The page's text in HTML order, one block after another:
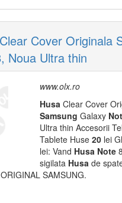
Cover Originala
Noua Ultra thin
www.olx.ro
Husa Clear Cover
Samsung Galaxy
Ultra thin Accesorii
Tablete Huse 20 lei
lei: Vand Husa Note
sigilata Husa de
SAMSUNG.